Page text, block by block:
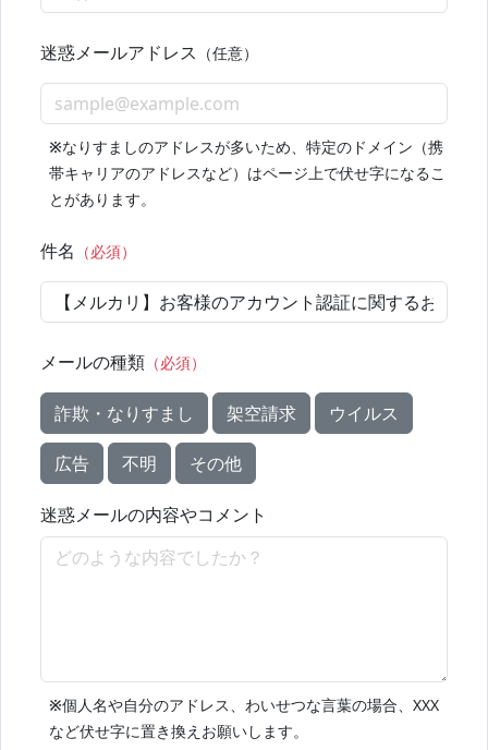
迷惑メールアドレス （任意）
※なりすましのアドレスが多いため、特定のドメイン（携
帯キャリアのアドレスなど）はページ上で伏せ字になるこ
とがあります。
件名 （必須）
メールの種類 （必須）
詐欺・なりすまし 架空請求 ウイルス
広告 不明 その他
迷惑メールの内容やコメント
※個人名や自分のアドレス、わいせつな言葉の場合、XXX
など伏せ字に置き換えお願いします。